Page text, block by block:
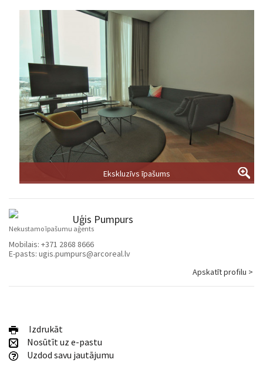
Ekskluzīvs īpašums
Uģis Pumpurs
Nekustamo īpašumu aģents
Mobilais: +371 2868 8666
E-pasts: ugis.pumpurs@arcoreal.lv
Apskatīt profilu >
Izdrukāt
Nosūtīt uz e-pastu
Uzdod savu jautājumu